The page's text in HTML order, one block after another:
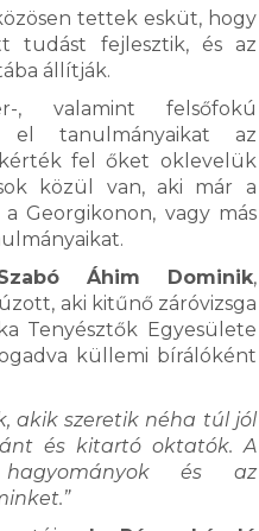
tettek esküt, hogy
tudást fejlesztik, és az
állítják.
, valamint felsőfokú
el tanulmányaikat az
fel őket oklevelük
közül van, aki már a
Georgikonon, vagy más
Áhim Dominik,
aki kitűnő záróvizsga
Tenyésztők Egyesülete
küllemi bírálóként
akik szeretik néha túl jól
és kitartó oktatók. A
és az